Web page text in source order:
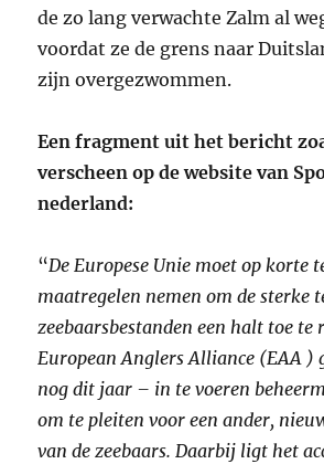
de zo lang verwachte Zalm al
voordat ze de grens naar
zijn overgezwommen.
Een fragment uit het bericht
verscheen op de website van
nederland:
“De Europese Unie moet op korte
maatregelen nemen om de sterke
zeebaarsbestanden een halt toe te
European Anglers Alliance (EAA )
nog dit jaar – in te voeren
om te pleiten voor een ander,
van de zeebaars. Daarbij ligt het